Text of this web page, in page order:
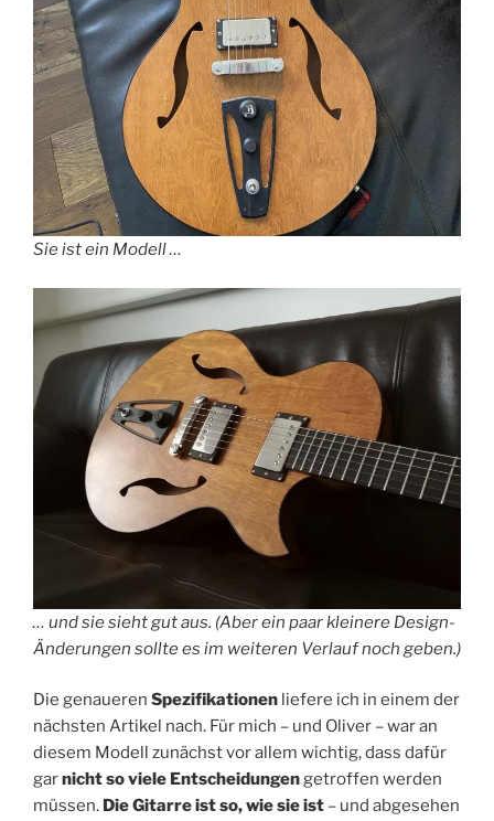
Sie ist ein Modell …
… und sie sieht gut aus. (Aber ein paar kleinere Design-
Änderungen sollte es im weiteren Verlauf noch geben.)
Die genaueren Spezifikationen liefere ich in einem der
nächsten Artikel nach. Für mich – und Oliver – war an
diesem Modell zunächst vor allem wichtig, dass dafür
garnicht so viele Entscheidungengetroffen werden
müssen. Die Gitarre ist so, wie sie ist – und abgesehen